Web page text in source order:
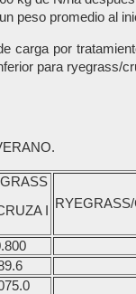
peso promedio al
por
para ryegrass/
I